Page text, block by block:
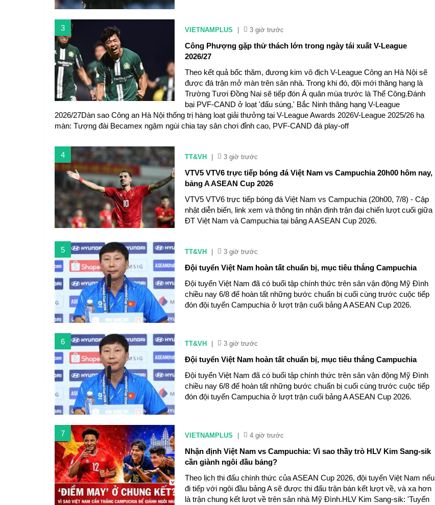
3 VIETNAMPLUS 3 giờ trước
Công Phượng gặp thử thách lớn trong ngày tái xuất V-League
2026/27
Theo kết quả bốc thăm, đương kim vô địch V-League Công an Hà Nội sẽ
được đá trận mở màn trên sân nhà. Trong khi đó, đội mới thăng hạng là
Trường Tươi Đồng Nai sẽ tiếp đón Á quân mùa trước là Thể Công.Đánh
bại PVF-CAND ở loạt 'đấu súng,' Bắc Ninh thăng hạng V-League
2026/27Dàn sao Công an Hà Nội thống trị hàng loạt giải thưởng tại V-League Awards 2026V-League 2025/26 hạ
màn: Tượng đài Becamex ngậm ngùi chia tay sân chơi đỉnh cao, PVF-CAND đá play-off
4 TT&VH 3 giờ trước
VTV5 VTV6 trực tiếp bóng đá Việt Nam vs Campuchia 20h00 hôm nay,
bảng A ASEAN Cup 2026
VTV5 VTV6 trực tiếp bóng đá Việt Nam vs Campuchia (20h00, 7/8) - Cập
nhật diễn biến, link xem và thông tin nhận định trận đại chiến lượt cuối giữa
ĐT Việt Nam và Campuchia tại bảng A ASEAN Cup 2026.
5 TT&VH 3 giờ trước
Đội tuyển Việt Nam hoàn tất chuẩn bị, mục tiêu thắng Campuchia
Đội tuyển Việt Nam đã có buổi tập chính thức trên sân vận động Mỹ Đình
chiều nay 6/8 để hoàn tất những bước chuẩn bị cuối cùng trước cuộc tiếp
đón đội tuyển Campuchia ở lượt trận cuối bảng A ASEAN Cup 2026.
6 TT&VH 3 giờ trước
Đội tuyển Việt Nam hoàn tất chuẩn bị, mục tiêu thắng Campuchia
Đội tuyển Việt Nam đã có buổi tập chính thức trên sân vận động Mỹ Đình
chiều nay 6/8 để hoàn tất những bước chuẩn bị cuối cùng trước cuộc tiếp
đón đội tuyển Campuchia ở lượt trận cuối bảng A ASEAN Cup 2026.
7 VIETNAMPLUS 4 giờ trước
Nhận định Việt Nam vs Campuchia: Vì sao thầy trò HLV Kim Sang-sik
cần giành ngôi đầu bảng?
Theo lịch thi đấu chính thức của ASEAN Cup 2026, đội tuyển Việt Nam nếu
đi tiếp với ngôi đầu bảng A sẽ được thi đấu trận bán kết lượt về, và xa hơn
là trận chung kết lượt về trên sân nhà Mỹ Đình.HLV Kim Sang-sik: 'Tuyển